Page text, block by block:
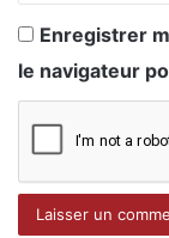
Enregistrer
le navigateur